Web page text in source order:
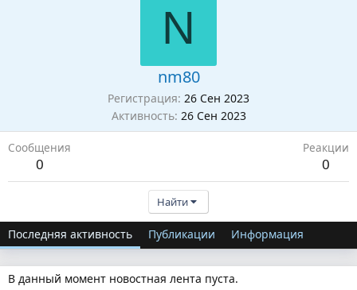
N
nm80
Регистрация 26 Сен 2023
Активность 26 Сен 2023
Сообщения
0
Реакции
0
Найти
Последняя активность Публикации Информация
В данный момент новостная лента пуста.